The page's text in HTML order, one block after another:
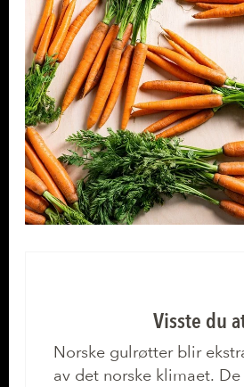
Visste du
Norske gulrøtter blir
av det norske klimaet.